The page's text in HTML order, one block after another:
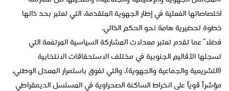
اختصاصاتها الفعلية في إطار الجهوية المتقدمة، التي تعتبر بحد ذاتها
خطوة تحضيرية هامة نحو الحكم الذاتي.
فضلاً عما تقدم تعتبر معدلات المشاركة السياسية المرتفعة التي
تسجلها الأقاليم الجنوبية في مختلف الاستحقاقات الانتخابية
(التشريعية والجماعية والجهوية)، والتي تفوق باستمرار المعدل الوطني،
مؤشراً قوياً على انخراط الساكنة الصحراوية في المسلسل الديمقراطي